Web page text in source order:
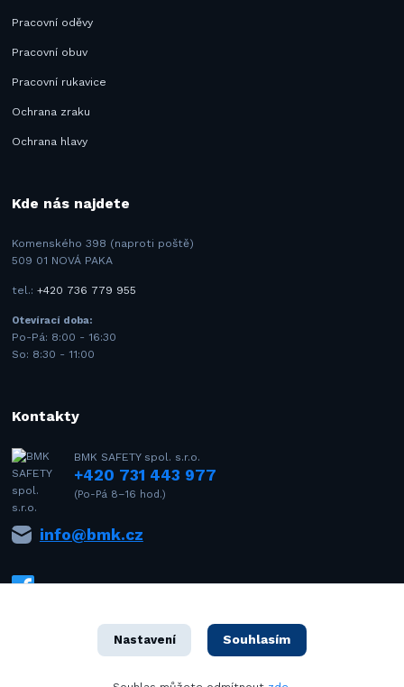
Pracovní oděvy
Pracovní obuv
Pracovní rukavice
Ochrana zraku
Ochrana hlavy
Kde nás najdete
Komenského 398 (naproti poště)
509 01 NOVÁ PAKA
tel.:+420 736 779 955
Otevírací doba:
Po-Pá: 8:00 - 16:30
So: 8:30 - 11:00
Kontakty
BMK SAFETY spol. s.r.o.
+420 731 443 977
(Po-Pá 8–16 hod.)
info@bmk.cz
Nastavení Souhlasím